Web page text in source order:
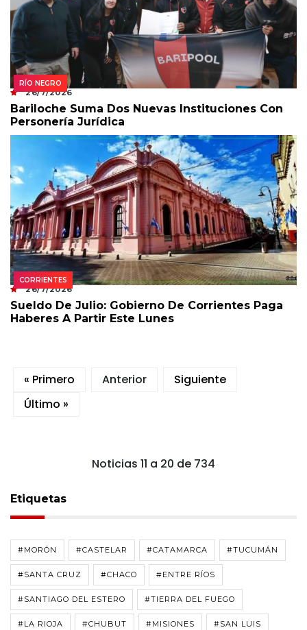
RÍO NEGRO
26/7/2026
Bariloche Suma Dos Nuevas Instituciones Con
Personería Jurídica
CORRIENTES
26/7/2026
Sueldo De Julio: Gobierno De Corrientes Paga
Haberes A Partir Este Lunes
« Primero Anterior
Siguiente
Último »
Noticias 11 a 20 de 734
Etiquetas
#MORÓN #CASTELAR #CATAMARCA #TUCUMÁN
#SANTA CRUZ #CHACO #ENTRE RÍOS
#SANTIAGO DEL ESTERO #TIERRA DEL FUEGO
#LA RIOJA #CHUBUT #MISIONES #SAN LUIS